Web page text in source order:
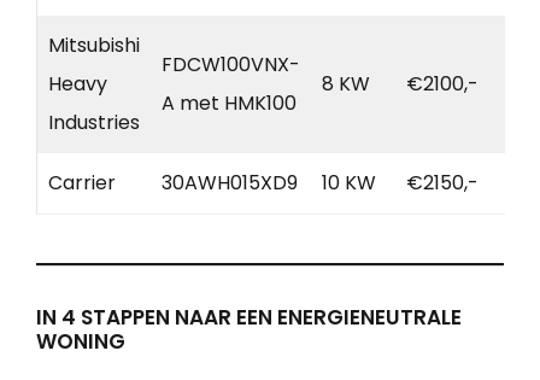
Mitsubishi
Heavy
Industries
FDCW100VNX-
A met HMK100
8 KW €2100,-
Carrier 30AWH015XD9 10 KW €2150,-
IN 4 STAPPEN NAAR EEN ENERGIENEUTRALE
WONING